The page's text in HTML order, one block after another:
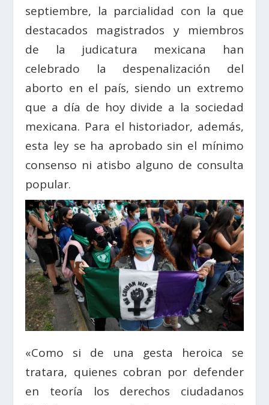
septiembre, la parcialidad con la que
destacados magistrados y miembros
de la judicatura mexicana han
celebrado la despenalización del
aborto en el país, siendo un extremo
que a día de hoy divide a la sociedad
mexicana. Para el historiador, además,
esta ley se ha aprobado sin el mínimo
consenso ni atisbo alguno de consulta
popular.
«Como si de una gesta heroica se
tratara, quienes cobran por defender
en teoría los derechos ciudadanos